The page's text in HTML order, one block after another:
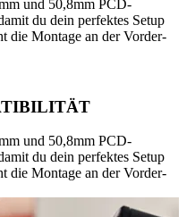
und 50,8mm PCD-
du dein perfektes Setup
die Montage an der Vorder-
und 50,8mm PCD-
du dein perfektes Setup
die Montage an der Vorder-